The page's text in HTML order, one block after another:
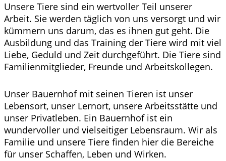
Unsere Tiere sind ein wertvoller Teil unserer
Arbeit. Sie werden täglich von uns versorgt und wir
kümmern uns darum, das es ihnen gut geht. Die
Ausbildung und das Training der Tiere wird mit viel
Liebe, Geduld und Zeit durchgeführt. Die Tiere sind
Familienmitglieder, Freunde und Arbeitskollegen.
Unser Bauernhof mit seinen Tieren ist unser
Lebensort, unser Lernort, unsere Arbeitsstätte und
unser Privatleben. Ein Bauernhof ist ein
wundervoller und vielseitiger Lebensraum. Wir als
Familie und unsere Tiere finden hier die Bereiche
für unser Schaffen, Leben und Wirken.